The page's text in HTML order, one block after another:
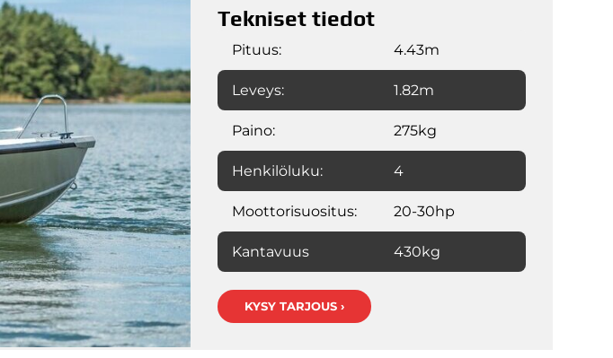
Tekniset tiedot
Pituus: 4.43m
Leveys: 1.82m
Paino: 275kg
Henkilöluku: 4
Moottorisuositus: 20-30hp
Kantavuus 430kg
KYSY TARJOUS ›